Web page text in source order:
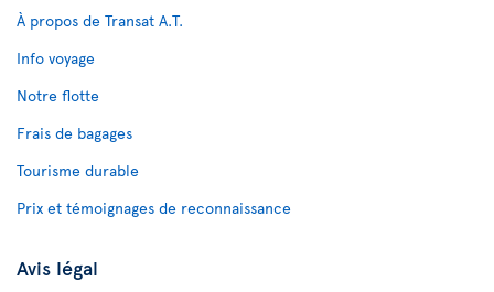
À propos de Transat A.T.
Info voyage
Notre flotte
Frais de bagages
Tourisme durable
Prix et témoignages de reconnaissance
Avis légal